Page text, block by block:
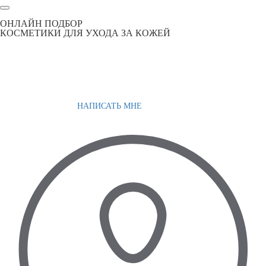
ОНЛАЙН ПОДБОР
КОСМЕТИКИ ДЛЯ УХОДА ЗА КОЖЕЙ
НАПИСАТЬ МНЕ